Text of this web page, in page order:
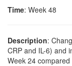
Time: Week 48
Description:
CRP and IL-6) and
Week 24 compared